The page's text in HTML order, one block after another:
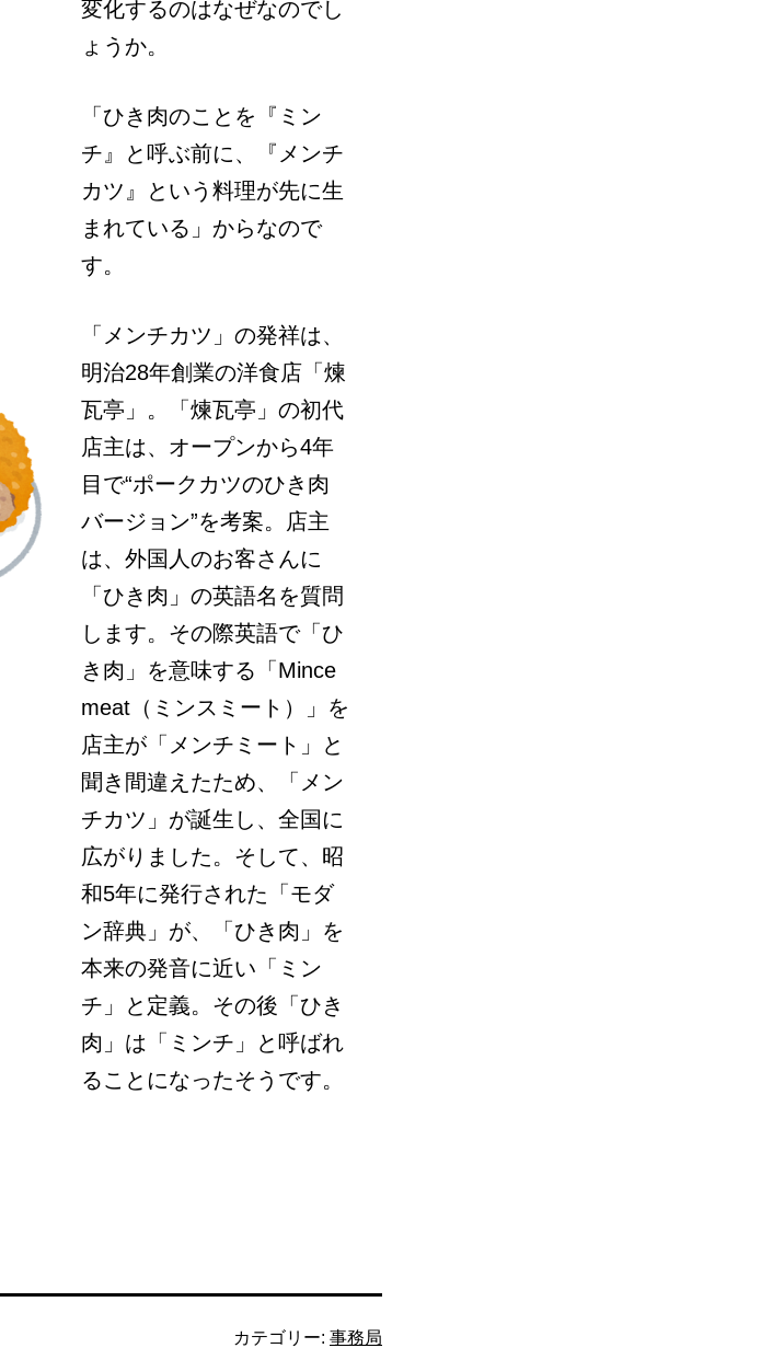
変化するのはなぜなのでし
ょうか。
「ひき肉のことを『ミン
チ』と呼ぶ前に、『メンチ
カツ』という料理が先に生
まれている」からなので
す。
「メンチカツ」の発祥は、
明治28年創業の洋食店「煉
瓦亭」。「煉瓦亭」の初代
店主は、オープンから4年
目で“ポークカツのひき肉
バージョン”を考案。店主
は、外国人のお客さんに
「ひき肉」の英語名を質問
します。その際英語で「ひ
き肉」を意味する「Mince
meat（ミンスミート）」を
店主が「メンチミート」と
聞き間違えたため、「メン
チカツ」が誕生し、全国に
広がりました。そして、昭
和5年に発行された「モダ
ン辞典」が、「ひき肉」を
本来の発音に近い「ミン
チ」と定義。その後「ひき
肉」は「ミンチ」と呼ばれ
ることになったそうです。
カテゴリー: 事務局